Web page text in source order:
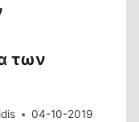
των
04-10-2019